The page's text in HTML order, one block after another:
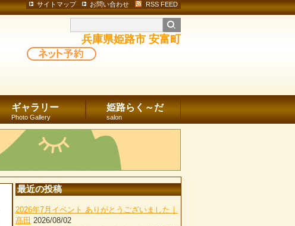
サイトマップ お問い合わせ RSS FEED
兵庫県姫路市 安富町
ギャラリー
Photo Gallery
姫路らく～だ
salon
最近の投稿
2026年7月イベント ありがとうございました｜
髙田 2026/08/02